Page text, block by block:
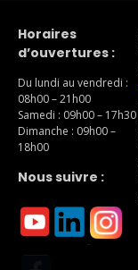
Horaires
d’ouvertures :
Du lundi au vendredi :
08h00 – 21h00
Samedi : 09h00 – 17h30
Dimanche : 09h00 –
18h00
Nous suivre :